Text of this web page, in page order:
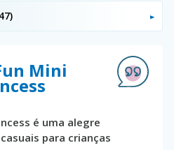
Mini
é uma alegre
para crianças